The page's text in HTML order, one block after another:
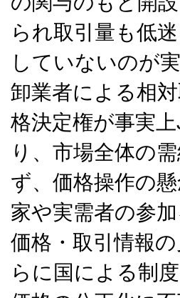
られ取引量も低
していないのが
卸業者による相
格決定権が事実
り、市場全体の
ず、価格操作の
家や実需者の参
価格・取引情報
らに国による制